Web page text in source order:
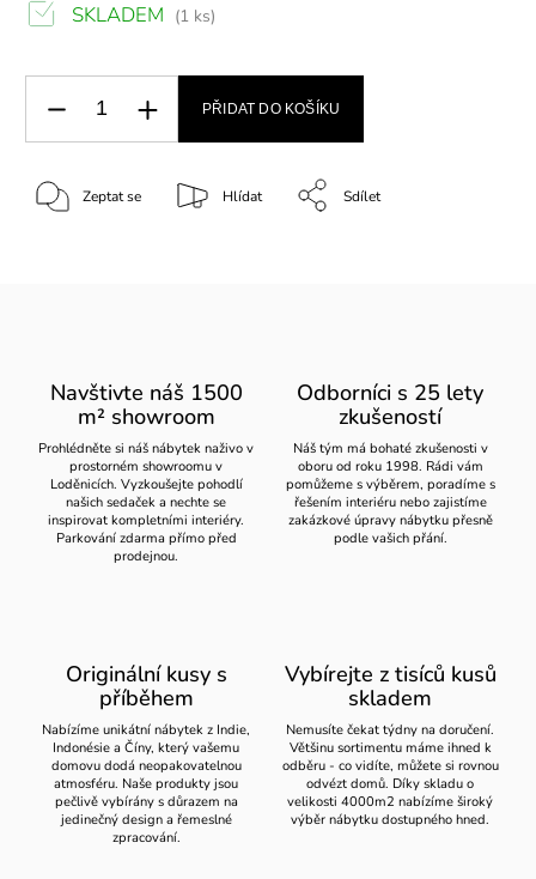
SKLADEM (1 ks)
PŘIDAT DO KOŠÍKU
Zeptat se Hlídat Sdílet
Navštivte náš 1500
m² showroom
Prohlédněte si náš nábytek naživo v
prostorném showroomu v
Loděnicích. Vyzkoušejte pohodlí
našich sedaček a nechte se
inspirovat kompletními interiéry.
Parkování zdarma přímo před
prodejnou.
Odborníci s 25 lety
zkušeností
Náš tým má bohaté zkušenosti v
oboru od roku 1998. Rádi vám
pomůžeme s výběrem, poradíme s
řešením interiéru nebo zajistíme
zakázkové úpravy nábytku přesně
podle vašich přání.
Originální kusy s
příběhem
Nabízíme unikátní nábytek z Indie,
Indonésie a Číny, který vašemu
domovu dodá neopakovatelnou
atmosféru. Naše produkty jsou
pečlivě vybírány s důrazem na
jedinečný design a řemeslné
zpracování.
Vybírejte z tisíců kusů
skladem
Nemusíte čekat týdny na doručení.
Většinu sortimentu máme ihned k
odběru - co vidíte, můžete si rovnou
odvézt domů. Díky skladu o
velikosti 4000m2 nabízíme široký
výběr nábytku dostupného hned.